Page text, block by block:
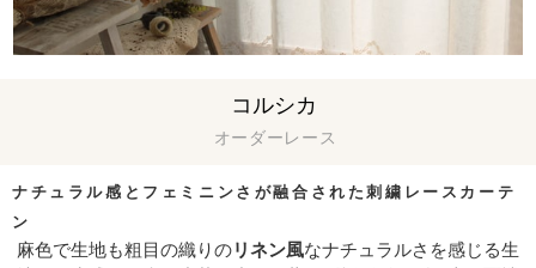
ナチュラル感とフェミニンさが融合された刺繍レースカーテ
ン
オーダーレース
コルシカ
麻色で生地も粗目の織りのリネン風なナチュラルさを感じる生